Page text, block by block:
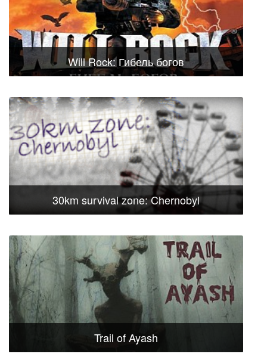
Will Rock: Гибель богов
30km survival zone: Chernobyl
Trail of Ayash